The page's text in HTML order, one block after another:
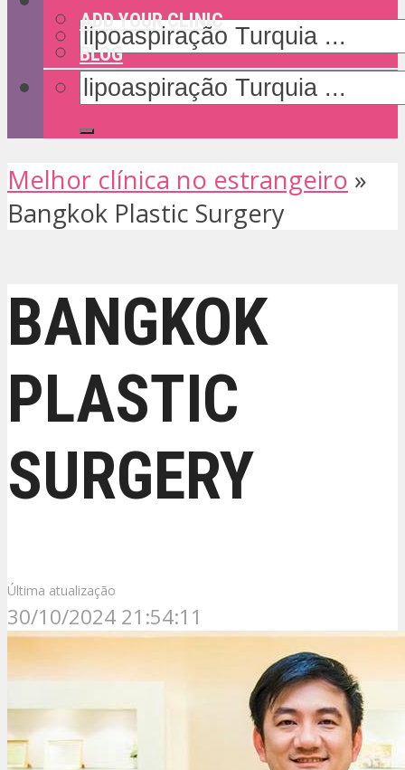
ADD YOUR CLINIC
BLOG
Melhor clínica no estrangeiro »
Bangkok Plastic Surgery
BANGKOK
PLASTIC
SURGERY
Última atualização
30/10/2024 21:54:11